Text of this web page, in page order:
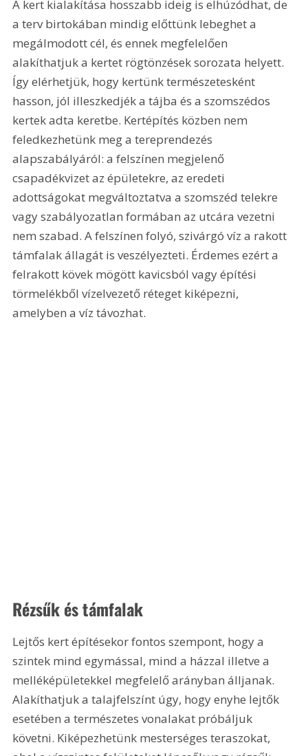
A kert kialakítása hosszabb ideig is elhúzódhat, de
a terv birtokában mindig előttünk lebeghet a
megálmodott cél, és ennek megfelelően
alakíthatjuk a kertet rögtönzések sorozata helyett.
Így elérhetjük, hogy kertünk természetesként
hasson, jól illeszkedjék a tájba és a szomszédos
kertek adta keretbe. Kertépítés közben nem
feledkezhetünk meg a tereprendezés
alapszabályáról: a felszínen megjelenő
csapadékvizet az épületekre, az eredeti
adottságokat megváltoztatva a szomszéd telekre
vagy szabályozatlan formában az utcára vezetni
nem szabad. A felszínen folyó, szivárgó víz a rakott
támfalak állagát is veszélyezteti. Érdemes ezért a
felrakott kövek mögött kavicsból vagy építési
törmelékből vízelvezető réteget kiképezni,
amelyben a víz távozhat.
Rézsűk és támfalak
Lejtős kert építésekor fontos szempont, hogy a
szintek mind egymással, mind a házzal illetve a
melléképületekkel megfelelő arányban álljanak.
Alakíthatjuk a talajfelszínt úgy, hogy enyhe lejtők
esetében a természetes vonalakat próbáljuk
követni. Kiképezhetünk mesterséges teraszokat,